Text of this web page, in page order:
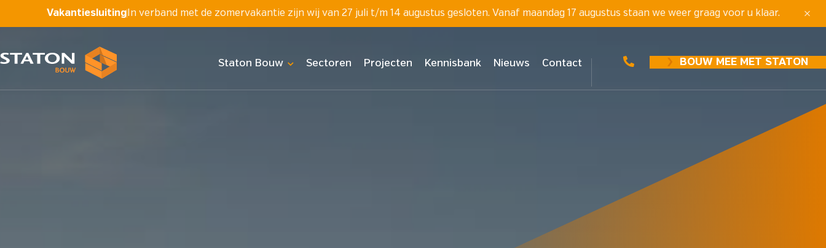
Vakantiesluiting In verband met de zomervakantie zijn wij van 27 juli t/m 14 augustus gesloten. Vanaf maandag 17 augustus staan we weer graag voor u klaar.
Staton Bouw Sectoren Projecten Kennisbank Nieuws Contact BOUW MEE MET STATON